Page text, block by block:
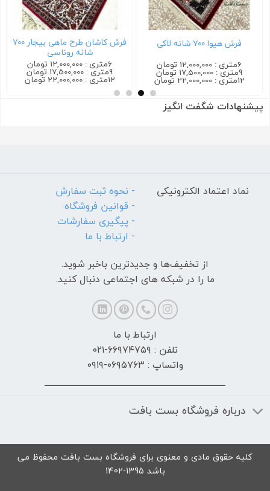
فرش هیوا ۷۰۰ شانه لاکی
6متری : 12,000,000 تومان
9متری : 17,500,000 تومان
12متری : 22,000,000 تومان
فرش کاشان طرح ماهی بیجار ۷۰۰
شانه روناسی
6متری : 12,000,000 تومان
9متری : 17,500,000 تومان
12متری : 22,000,000 تومان
پیشنهادات شگفت انگیز
نماد اعتماد الکترونیکی
- نحوه ثبت سفارش
- قوانین فروشگاه
- پیگیری سفارشات
- ارتباط با ما
از تخفیف‌ها و جدیدترین‌ باخبر شوید.
ما را در شبکه های اجتماعی دنبال کنید.
ارتباط با ما
تلفن : ۶۶۹۷۴۷۵۹-۰۲۱
واتساپ : ۰۶۹۵۷۶۳-۰۹۱۹
درباره فروشگاه بست بافت
کلیه حقوق مادی و معنوی برای فروشگاه بست بافت محفوظ می
باشد 1395-1402